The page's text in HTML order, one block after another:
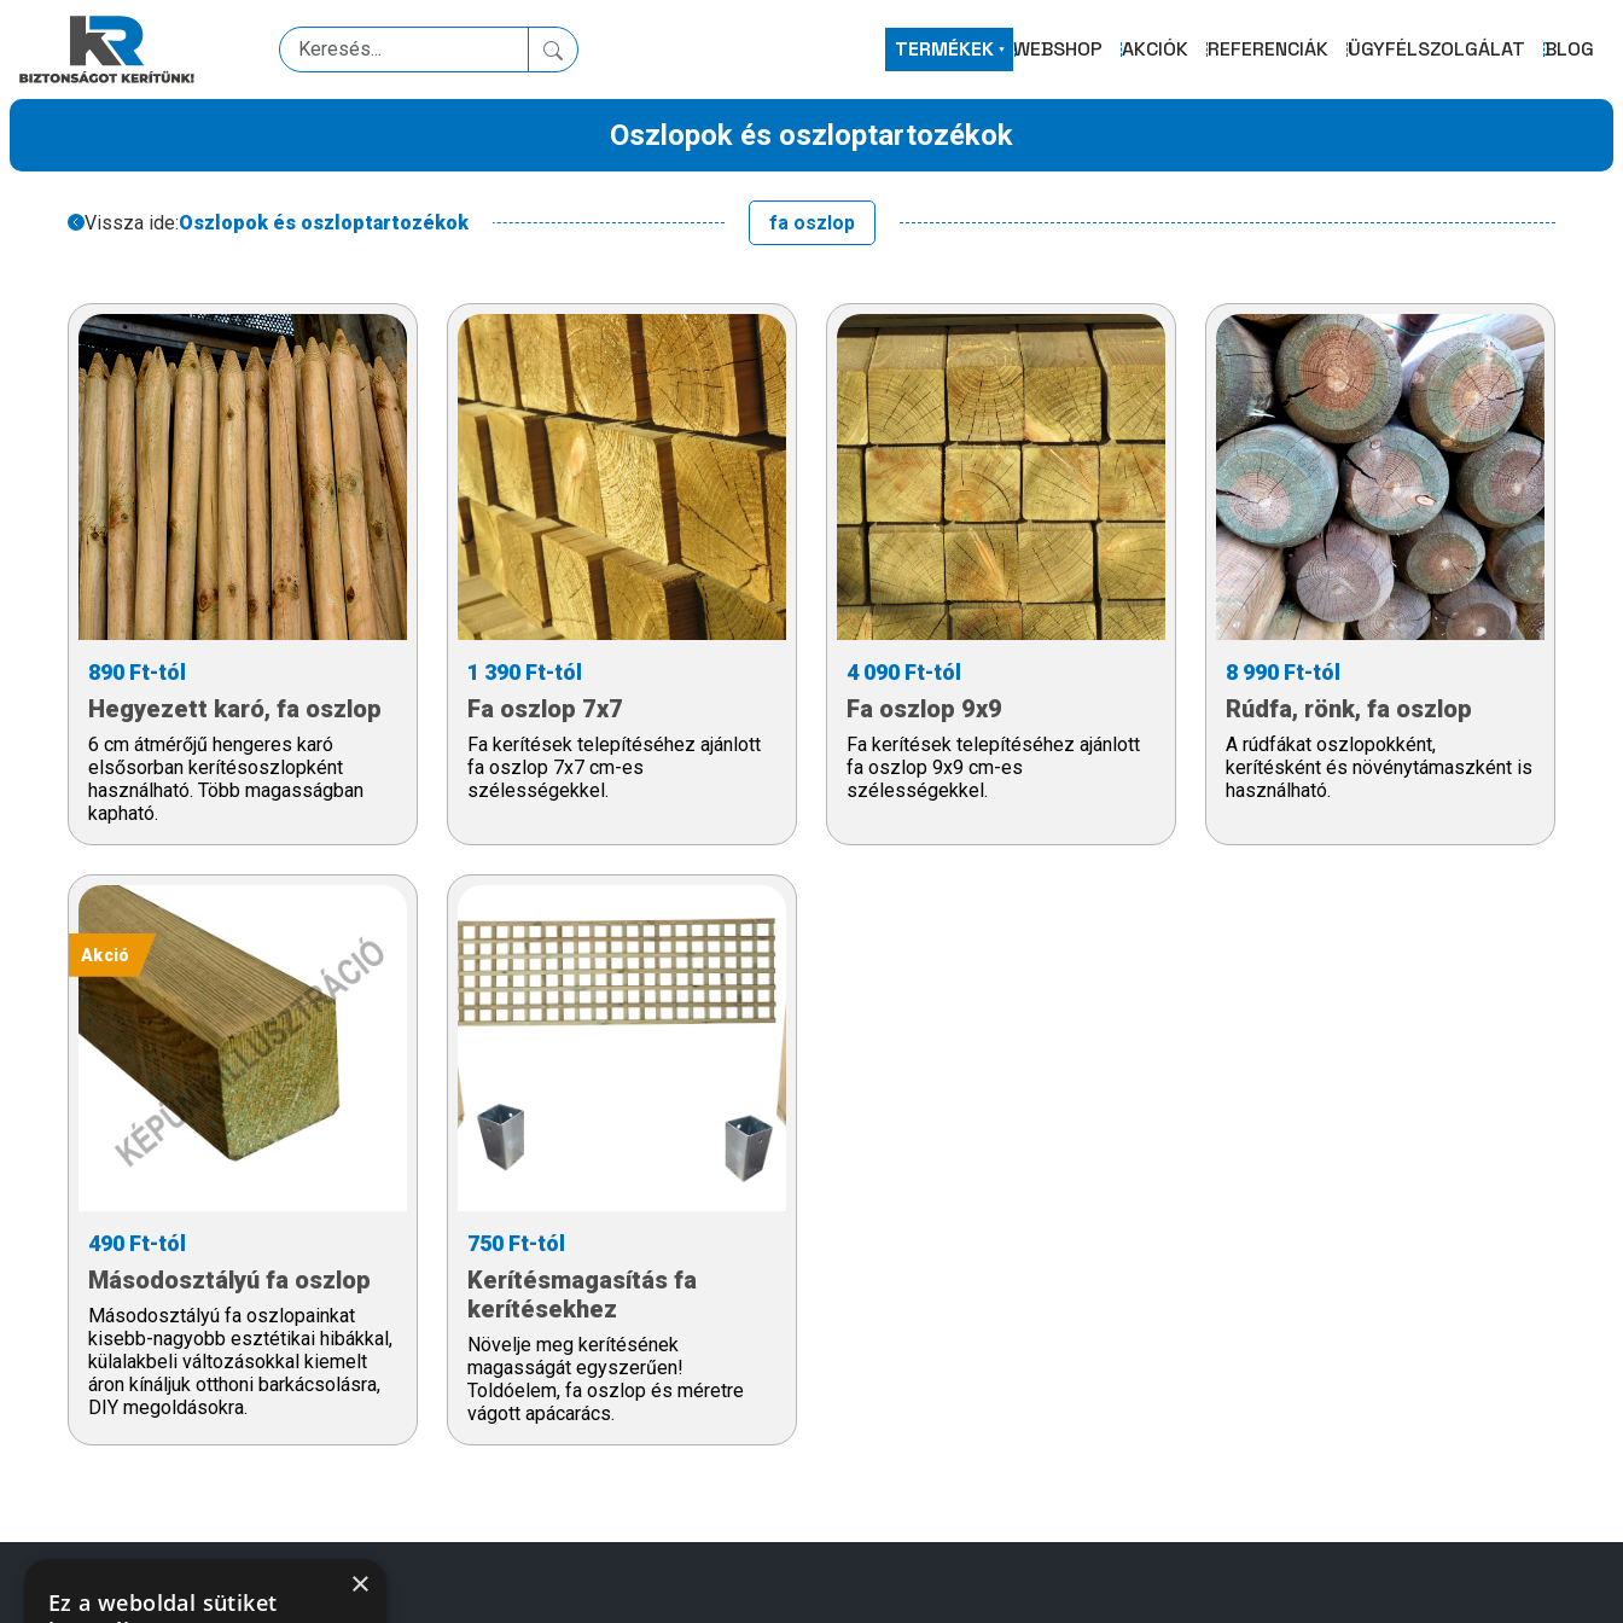
TERMÉKEK WEBSHOP AKCIÓK REFERENCIÁK ÜGYFÉLSZOLGÁLAT BLOG
Oszlopok és oszloptartozékok
Vissza ide:Oszlopok és oszloptartozékok fa oszlop
890 Ft-tól
Hegyezett karó, fa oszlop
6 cm átmérőjű hengeres karó
elsősorban kerítésoszlopként
használható. Több magasságban
kapható.
1 390 Ft-tól
Fa oszlop 7x7
Fa kerítések telepítéséhez ajánlott
fa oszlop 7x7 cm-es
szélességekkel.
4 090 Ft-tól
Fa oszlop 9x9
Fa kerítések telepítéséhez ajánlott
fa oszlop 9x9 cm-es
szélességekkel.
8 990 Ft-tól
Rúdfa, rönk, fa oszlop
A rúdfákat oszlopokként,
kerítésként és növénytámaszként is
használható.
490 Ft-tól
Másodosztályú fa oszlop
Másodosztályú fa oszlopainkat
kisebb-nagyobb esztétikai hibákkal,
külalakbeli változásokkal kiemelt
áron kínáljuk otthoni barkácsolásra,
DIY megoldásokra.
750 Ft-tól
Kerítésmagasítás fa
kerítésekhez
Növelje meg kerítésének
magasságát egyszerűen!
Toldóelem, fa oszlop és méretre
vágott apácarács.
×
Ez a weboldal sütiket